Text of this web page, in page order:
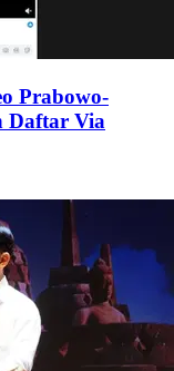
Prabowo-
Daftar Via